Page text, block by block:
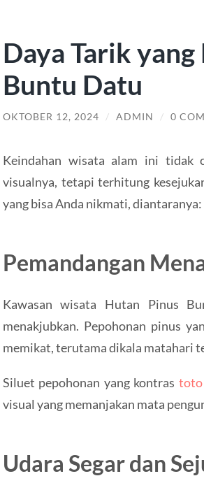
Daya Tarik
Buntu Datu
OKTOBER 12, 2024 / ADMIN / 0
Keindahan wisata alam ini tidak
visualnya, tetapi terhitung
yang bisa Anda nikmati, diantaranya:
Pemandangan
Kawasan wisata Hutan Pinus
menakjubkan. Pepohonan pinus
memikat, terutama dikala matahari
Siluet pepohonan yang kontras
visual yang memanjakan mata
Udara Segar dan